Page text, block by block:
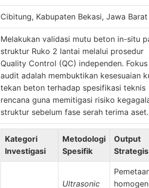
Cibitung, Kabupaten Bekasi, Jawa Barat
Melakukan validasi mutu beton in-situ
struktur Ruko 2 lantai melalui prosedur
Quality Control (QC) independen. Fokus
audit adalah membuktikan kesesuaian
tekan beton terhadap spesifikasi teknis
rencana guna memitigasi risiko
struktur sebelum fase serah terima aset.
Kategori
Investigasi
Metodologi
Spesifik
Output
Strategis
Ultrasonic